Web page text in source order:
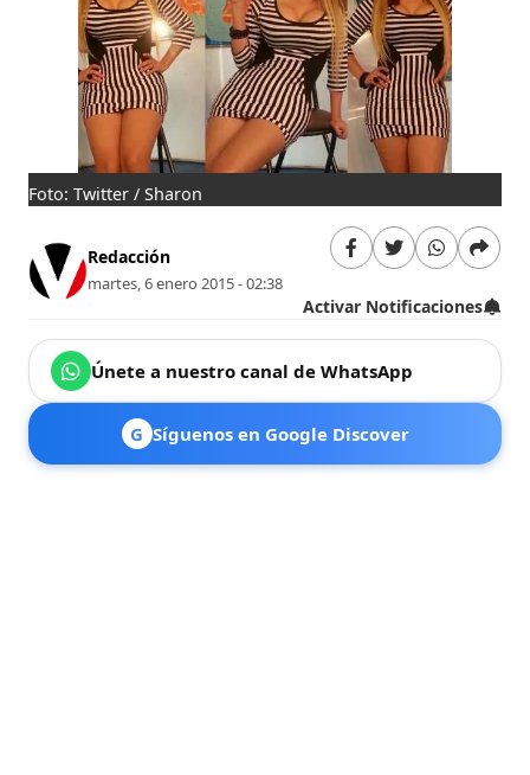
Foto: Twitter / Sharon
Redacción
martes, 6 enero 2015 - 02:38
Activar Notificaciones
Únete a nuestro canal de WhatsApp
G Síguenos en Google Discover